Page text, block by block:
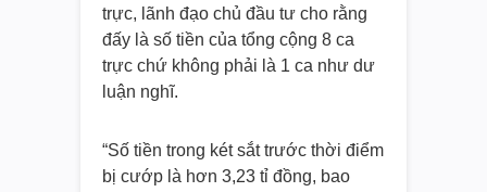
trực, lãnh đạo chủ đầu tư cho rằng
đấy là số tiền của tổng cộng 8 ca
trực chứ không phải là 1 ca như dư
luận nghĩ.
“Số tiền trong két sắt trước thời điểm
bị cướp là hơn 3,23 tỉ đồng, bao